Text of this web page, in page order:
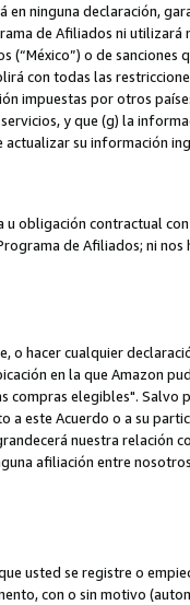
en ninguna declaración,
de Afiliados ni
(“México”) o de
con todas las
impuestas por otros
y que (g) la
su información
u obligación contractual
de Afiliados; ni
o hacer cualquier
en la que Amazon
compras elegibles". Salvo
a este Acuerdo o a su
nuestra relación
afiliación entre
usted se registre o
con o sin motivo